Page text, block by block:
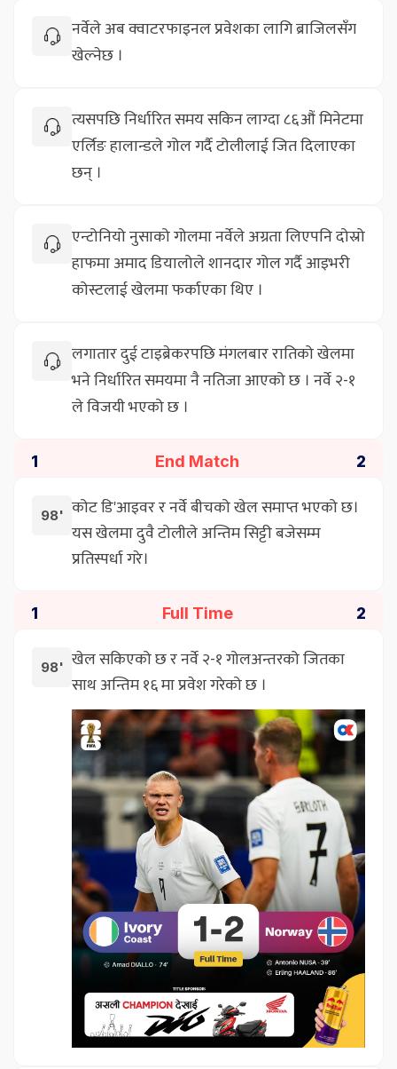
नर्वेले अब क्‍वाटरफाइनल प्रवेशका लागि ब्राजिलसँग
खेल्नेछ ।
त्यसपछि निर्धारित समय सकिन लाग्दा ८६औं मिनेटमा
एर्लिङ हालान्डले गोल गर्दै टोलीलाई जित दिलाएका
छन् ।
एन्टोनियो नुसाको गोलमा नर्वेले अग्रता लिएपनि दोस्रो
हाफमा अमाद डियालोले शानदार गोल गर्दै आइभरी
कोस्टलाई खेलमा फर्काएका थिए ।
लगातार दुई टाइब्रेकरपछि मंगलबार रातिको खेलमा
भने निर्धारित समयमा नै नतिजा आएको छ । नर्वे २-१
ले विजयी भएको छ ।
1 End Match 2
98' कोट डि'आइवर र नर्वे बीचको खेल समाप्त भएको छ।
यस खेलमा दुवै टोलीले अन्तिम सिट्टी बजेसम्म
प्रतिस्पर्धा गरे।
1 Full Time 2
98' खेल सकिएको छ र नर्वे २-१ गोलअन्तरको जितका
साथ अन्तिम १६ मा प्रवेश गरेको छ ।